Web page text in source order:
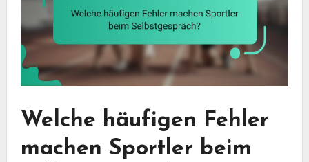
Welche häufigen Fehler
machen Sportler beim